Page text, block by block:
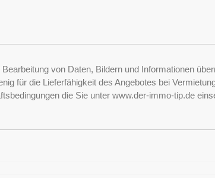
von Daten, Bildern und Informationen
für die Lieferfähigkeit des Angebotes bei
die Sie unter www.der-immo-tip.de